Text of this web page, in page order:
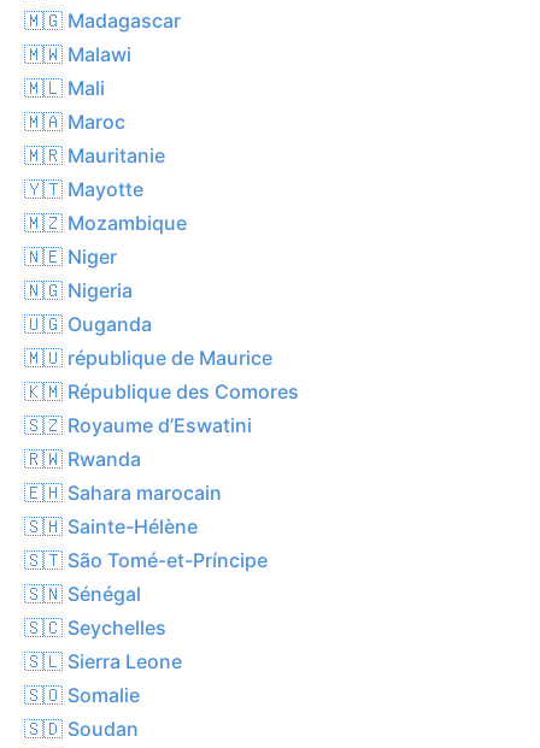
🇲🇬 Madagascar
🇲🇼 Malawi
🇲🇱 Mali
🇲🇦 Maroc
🇲🇷 Mauritanie
🇾🇹 Mayotte
🇲🇿 Mozambique
🇳🇪 Niger
🇳🇬 Nigeria
🇺🇬 Ouganda
🇲🇺 république de Maurice
🇰🇲 République des Comores
🇸🇿 Royaume d’Eswatini
🇷🇼 Rwanda
🇪🇭 Sahara marocain
🇸🇭 Sainte-Hélène
🇸🇹 São Tomé-et-Príncipe
🇸🇳 Sénégal
🇸🇨 Seychelles
🇸🇱 Sierra Leone
🇸🇴 Somalie
🇸🇩 Soudan